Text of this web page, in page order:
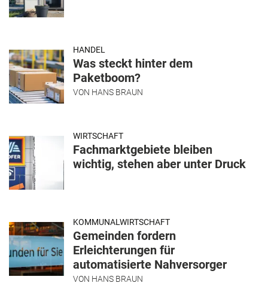
HANDEL
Was steckt hinter dem
Paketboom?
VON HANS BRAUN
WIRTSCHAFT
Fachmarktgebiete bleiben
wichtig, stehen aber unter Druck
KOMMUNALWIRTSCHAFT
Gemeinden fordern
Erleichterungen für
automatisierte Nahversorger
VON HANS BRAUN